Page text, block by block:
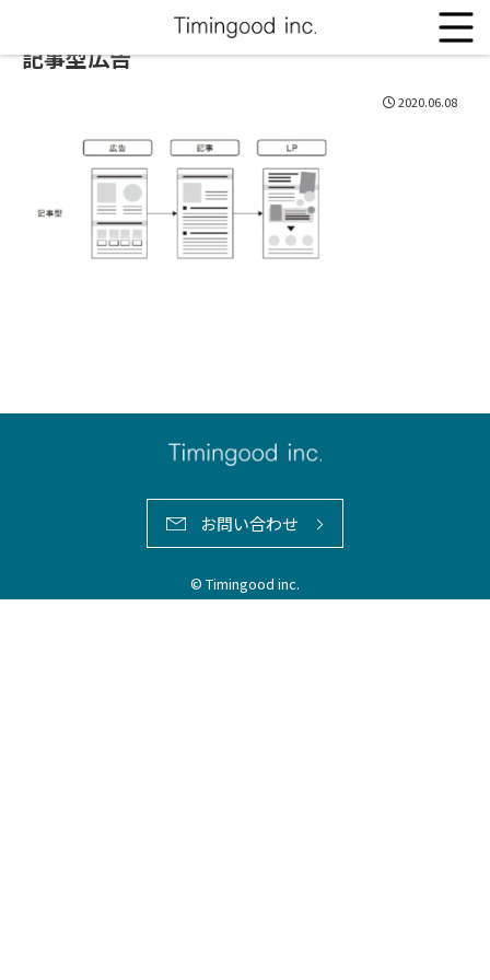
記事型広告
2020.06.08
お問い合わせ
© Timingood inc.